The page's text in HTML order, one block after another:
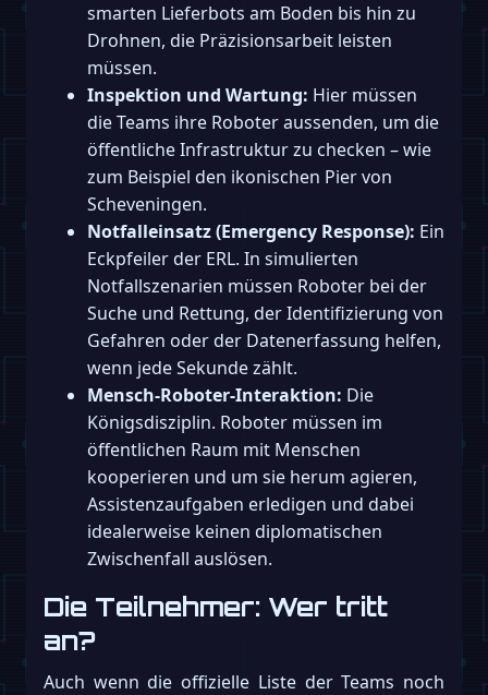
smarten Lieferbots am Boden bis hin zu
Drohnen, die Präzisionsarbeit leisten
müssen.
Inspektion und Wartung: Hier müssen
die Teams ihre Roboter aussenden, um die
öffentliche Infrastruktur zu checken – wie
zum Beispiel den ikonischen Pier von
Scheveningen.
Notfalleinsatz (Emergency Response): Ein
Eckpfeiler der ERL. In simulierten
Notfallszenarien müssen Roboter bei der
Suche und Rettung, der Identifizierung von
Gefahren oder der Datenerfassung helfen,
wenn jede Sekunde zählt.
Mensch-Roboter-Interaktion: Die
Königsdisziplin. Roboter müssen im
öffentlichen Raum mit Menschen
kooperieren und um sie herum agieren,
Assistenzaufgaben erledigen und dabei
idealerweise keinen diplomatischen
Zwischenfall auslösen.
Die Teilnehmer: Wer tritt
an?
Auch wenn die offizielle Liste der Teams noch